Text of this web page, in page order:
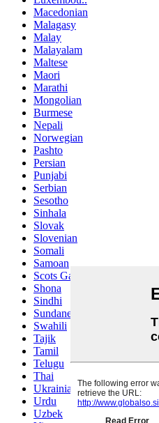
Macedonian
Malagasy
Malay
Malayalam
Maltese
Maori
Marathi
Mongolian
Burmese
Nepali
Norwegian
Pashto
Persian
Punjabi
Serbian
Sesotho
Sinhala
Slovak
Slovenian
Somali
Samoan
Scots Gaelic
Shona
Sindhi
Sundanese
Swahili
Tajik
Tamil
Telugu
Thai
Ukrainian
Urdu
Uzbek